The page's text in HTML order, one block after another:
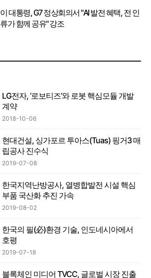
이 대통령, G7 정상회의서 "AI 발전 혜택, 전 인
류가 함께 공유" 강조
LG전자, ‘로보티즈’와 로봇 핵심모듈 개발
계약
2018-10-06
현대건설, 싱가포르 투아스(Tuas) 핑거3 매
립공사 진수식
2019-07-08
한국지역난방공사, 열병합발전 시설 핵심
부품 국산화 추진 가속
2019-08-02
한국의 필(必)환경 기술, 인도네시아에서
호평
2019-07-18
블록체인 미디어 TVCC, 글로벌 시장 진출